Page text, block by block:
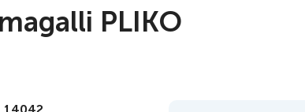
Тренажёры
PLIKO